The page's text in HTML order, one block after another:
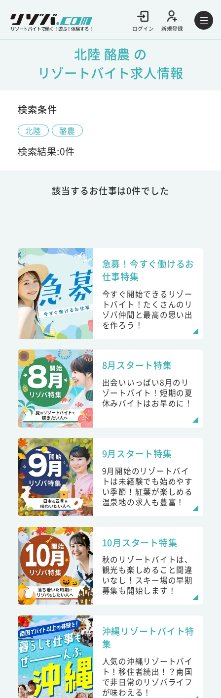
リゾートバイトで働く！遊ぶ！体験する！ ログイン 新規登録
北陸 酪農 の
リゾートバイト求人情報
検索条件
北陸 酪農
検索結果:0件
該当するお仕事は0件でした
急募！今すぐ働けるお
仕事特集
今すぐ開始できるリゾー
トバイト！たくさんのリ
ゾバ仲間と最高の思い出
を作ろう！
8月スタート特集
出会いいっぱい8月のリ
ゾートバイト！短期の夏
休みバイトはお早めに！
9月スタート特集
9月開始のリゾートバイ
トは未経験でも始めやす
い季節！紅葉が楽しめる
温泉地の求人も豊富！
10月スタート特集
秋のリゾートバイトは、
観光も楽しめること間違
いなし！スキー場の早期
募集も開始します！
沖縄リゾートバイト特
集
人気の沖縄リゾートバイ
ト！移住者続出！？南国
で非日常のリゾバライフ
が味わえる！